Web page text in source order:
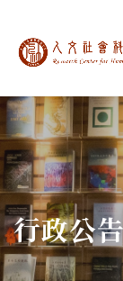
中央
:::
行政公